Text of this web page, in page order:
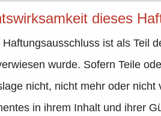
dieses
Haftungsausschluss ist als Teil
wurde. Sofern Teile
nicht, nicht mehr oder
in ihrem Inhalt und ihrer